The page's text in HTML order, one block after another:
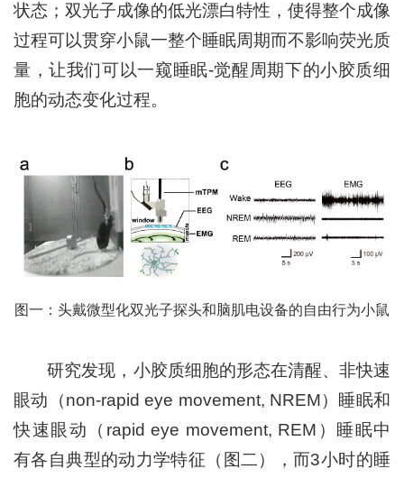
状态；双光子成像的低光漂白特性，使得整个成像
过程可以贯穿小鼠一整个睡眠周期而不影响荧光质
量，让我们可以一窥睡眠-觉醒周期下的小胶质细
胞的动态变化过程。
图一：头戴微型化双光子探头和脑肌电设备的自由行为小鼠
研究发现，小胶质细胞的形态在清醒、非快速
眼动（non-rapid eye movement, NREM）睡眠和
快速眼动（rapid eye movement, REM）睡眠中
有各自典型的动力学特征（图二），而3小时的睡